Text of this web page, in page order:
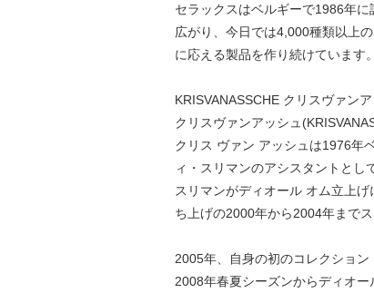
セラックスはベルギーで1986年
広がり、今日では4,000種類以上
に応える製品を作り続けています。
KRISVANASSCHE クリスヴァンア
クリスヴァンアッシュ
クリス ヴァン アッシュは1976年
ィ・スリマンのアシスタントとし
スリマンがディオール オム立上
ち上げの2000年から2004年までス
2005年、自身の初のコレクション
2008年春夏シーズンからディオー